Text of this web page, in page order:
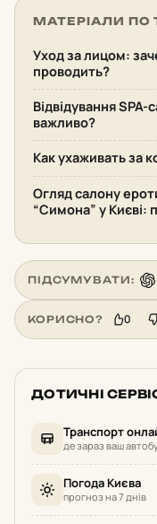
МАТЕРІАЛИ ПО
Уход за лицом:
проводить?
Відвідування
важливо?
Как ухаживать за
Огляд салону
“Симона” у Києві:
ПІДСУМУВАТИ:
КОРИСНО? 0
ДОТИЧНІ
Транспорт
де зараз ваш
Погода Києва
прогноз на 7 днів